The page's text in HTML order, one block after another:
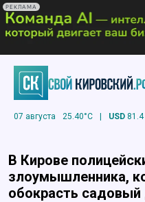
РЕКЛАМА
07 августа 25.40°C | USD 81.4
В Кирове
злоумышленника,
обокрасть